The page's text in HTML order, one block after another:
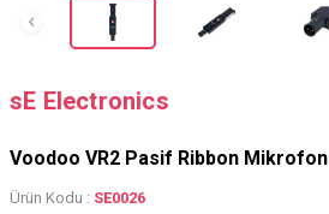
sE Electronics
Voodoo VR2 Pasif Ribbon Mikrofon
Ürün Kodu : SE0026